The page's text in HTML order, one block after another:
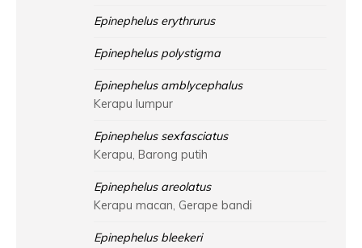
Epinephelus erythrurus
Epinephelus polystigma
Epinephelus amblycephalus
Kerapu lumpur
Epinephelus sexfasciatus
Kerapu, Barong putih
Epinephelus areolatus
Kerapu macan, Gerape bandi
Epinephelus bleekeri